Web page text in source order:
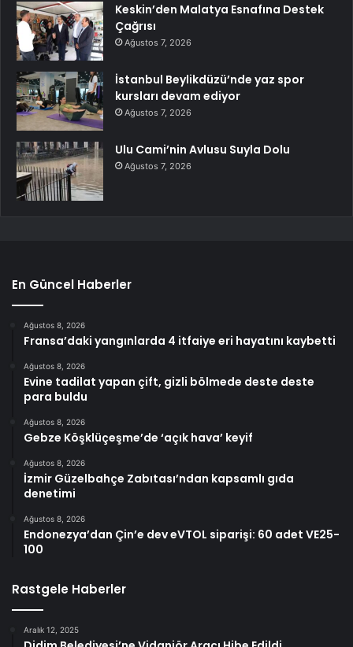
Keskin’den Malatya Esnafına Destek
Çağrısı
Ağustos 7, 2026
İstanbul Beylikdüzü’nde yaz spor
kursları devam ediyor
Ağustos 7, 2026
Ulu Cami’nin Avlusu Suyla Dolu
Ağustos 7, 2026
En Güncel Haberler
Ağustos 8, 2026
Fransa’daki yangınlarda 4 itfaiye eri hayatını kaybetti
Ağustos 8, 2026
Evine tadilat yapan çift, gizli bölmede deste deste
para buldu
Ağustos 8, 2026
Gebze Köşklüçeşme’de ‘açık hava’ keyif
Ağustos 8, 2026
İzmir Güzelbahçe Zabıtası’ndan kapsamlı gıda
denetimi
Ağustos 8, 2026
Endonezya’dan Çin’e dev eVTOL siparişi: 60 adet VE25-
100
Rastgele Haberler
Aralık 12, 2025